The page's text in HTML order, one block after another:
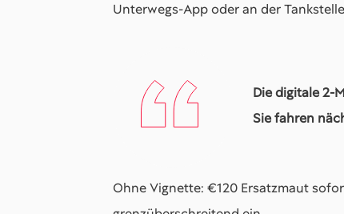
Unterwegs-App oder an der
Die digitale 2-
Sie fahren
Ohne Vignette: €120 Ersatzmaut